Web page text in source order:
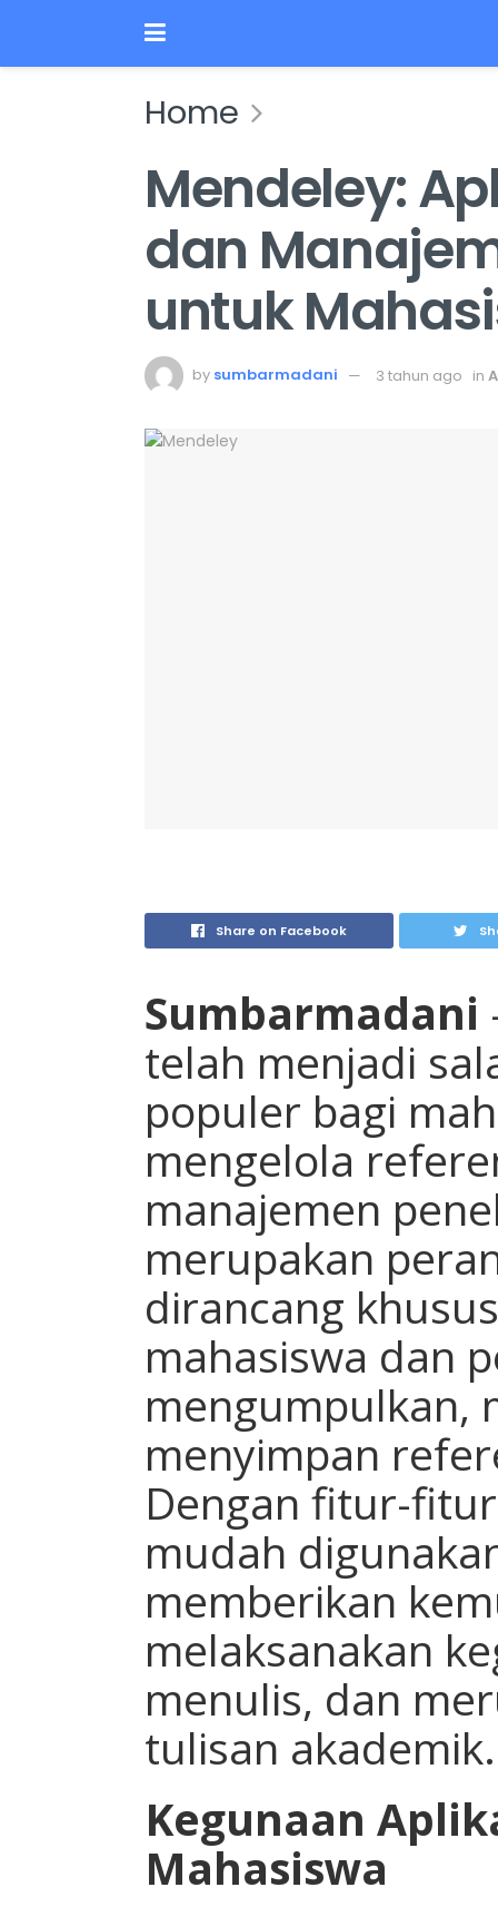
Home
Mendeley:
dan
untuk
by sumbarmadani 3 tahun ago in
Share on Facebook
Sumbarmadani
telah menjadi
populer bagi
mengelola
manajemen
merupakan
dirancang
mahasiswa dan
mengumpulkan,
menyimpan
Dengan fitur-
mudah
memberikan
melaksanakan
menulis, dan
tulisan akademik.
Kegunaan
Mahasiswa